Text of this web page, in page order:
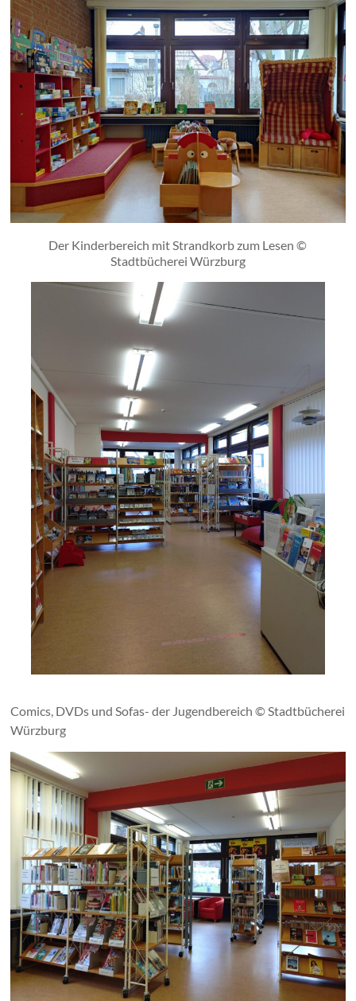
Der Kinderbereich mit Strandkorb zum Lesen ©
Stadtbücherei Würzburg
Comics, DVDs und Sofas- der Jugendbereich © Stadtbücherei
Würzburg